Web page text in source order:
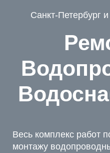
Весь комплекс работ
монтажу
Санкт-Петербург